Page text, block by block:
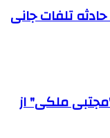
تلفات جانی
ملکی" از